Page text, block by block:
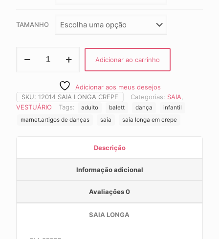
TAMANHO
Longa
Adulto
e
Adicionar ao carrinho
Adicionar aos meus desejos
SKU: 12014 SAIA LONGA CREPE Categorias: SAIA
VESTUÁRIO
Tags: adulto balett dança
infantil
marnet.artigos de danças
saia saia longa em crepe
Descrição
Informação adicional
Avaliações0
SAIA LONGA